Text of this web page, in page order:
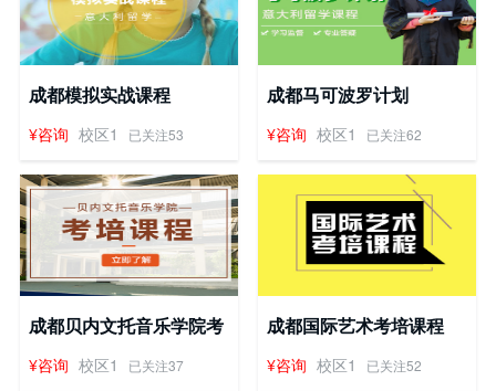
成都模拟实战课程
¥咨询 校区1 已关注53
成都马可波罗计划
¥咨询 校区1 已关注62
成都贝内文托音乐学院考
培课程
¥咨询 校区1 已关注37
成都国际艺术考培课程
¥咨询 校区1 已关注52